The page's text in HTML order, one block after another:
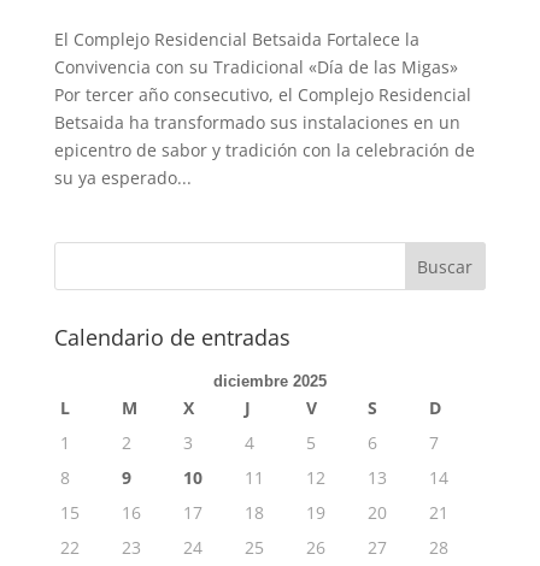
El Complejo Residencial Betsaida Fortalece la
Convivencia con su Tradicional «Día de las Migas»
Por tercer año consecutivo, el Complejo Residencial
Betsaida ha transformado sus instalaciones en un
epicentro de sabor y tradición con la celebración de
su ya esperado...
Calendario de entradas
diciembre 2025
L M X J V S
D
1
2 3 4 5 6
7
8
9 10 11 12 13
14
15
16 17 18 19 20
21
22
23 24 25 26 27
28